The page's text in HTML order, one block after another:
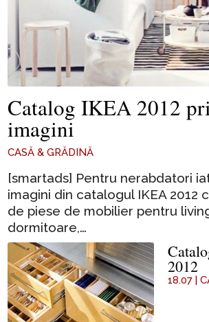
Catalog IKEA 2012
imagini
CASĂ & GRĂDINĂ
[smartads] Pentru nerabdatori
imagini din catalogul IKEA 2012
de piese de mobilier pentru
dormitoare,…
2012
18.07 |